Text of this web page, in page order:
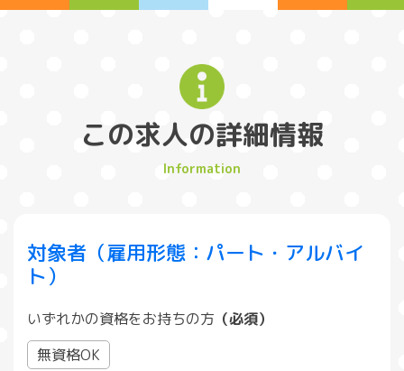
この求人の詳細情報
対象者（雇用形態：パート・アルバイ
ト）
いずれかの資格をお持ちの方 （必須）
無資格OK